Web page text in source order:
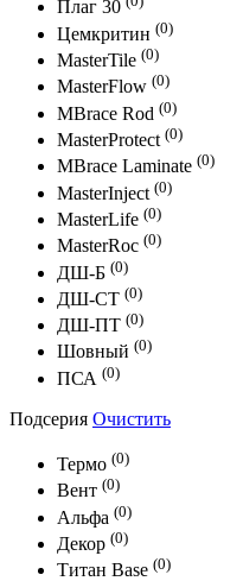
Плаг 30
Цемкритин (0)
MasterTile (0)
MasterFlow (0)
MBrace Rod (0)
MasterProtect (0)
MBrace Laminate (0)
MasterInject (0)
MasterLife (0)
MasterRoc (0)
ДШ-Б (0)
ДШ-СТ (0)
ДШ-ПТ (0)
Шовный (0)
ПСА (0)
Подсерия Очистить
Термо (0)
Вент (0)
Альфа (0)
Декор (0)
Титан Base (0)